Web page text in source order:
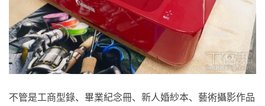
不管是工商型錄、畢業紀念冊、新人婚紗本、藝術攝影作品